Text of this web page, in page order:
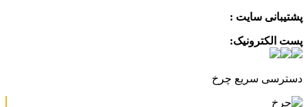
پشتیبانی سایت :
پست الکترونیک:
دسترسی سریع چرخ